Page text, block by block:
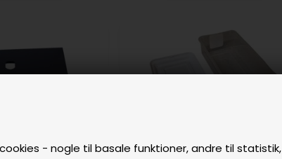
- nogle til basale funktioner, andre til statistik,